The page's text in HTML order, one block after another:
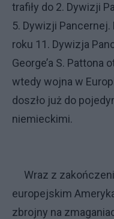
trafiły do 2. Dywizji
5. Dywizji
roku 11. Dywizja
George’a S. Pattona
wtedy wojna w
doszło już do
niemieckimi.
Wraz z
europejskim
zbrojny na